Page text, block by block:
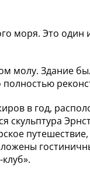
моря. Это
молу. Здание
в год,
скульптура
путешествие,